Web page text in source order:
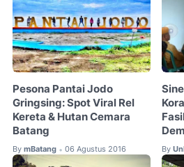
Pesona Pantai Jodo
Gringsing: Spot Viral Rel
Kereta & Hutan Cemara
Batang
By mBatang • 06 Agustus 2016 By